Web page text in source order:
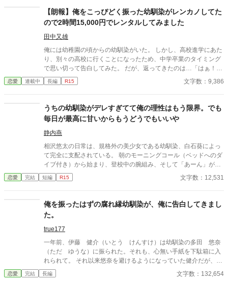
【朗報】俺をこっぴどく振った幼馴染がレンカノしてた
ので2時間15,000円でレンタルしてみました
田中又雄
俺には幼稚園の頃からの幼馴染がいた。 しかし、高校進学にあた
り、別々の高校に行くことになったため、中学卒業のタイミング
で思い切って告白してみた。 だが、返ってきたのは…「はぁ！？
誰があんたみたいなのと付き合うのよ！」という酷い言葉だっ
た。 それからは家は近所だったが、それからは一度も話をするこ
た。 そんなある日、とある噂を聞いた。 どうやら、あいつがレン
タル彼女なるものを始めたとか…。 気持ち悪いと思いながらも俺
は予約を入れるのであった。 そうして、デート当日。 待ち合わせ
場所に着くと、後ろから彼女がやってきた。 「あ、ごめんね！待
たせちゃっ…た…よ…ね」と、どんどんと顔が青ざめる。 「…待
ってないよ。マイハニー」 「なっ…！？なんであんたが…！ばっ
かじゃないの！？」 「あんた…？何を言っているんだい？彼女が
彼氏にあんたとか言わないよね？」 「頭おかしいんじゃない
の…」 そうして、ドン引きする幼馴染と俺は初デートをするのだ
恋愛 連載中 長編 R15 文字数：9,386
うちの幼馴染がデレすぎてて俺の理性はもう限界。でも
毎日が最高に甘いからもうどうでもいいや
静内燕
相沢悠太の日常は、規格外の美少女である幼馴染、白石葵によっ
て完全に支配されている。 朝のモーニングコール（ベッドへのダ
イブ付き）から始まり、登校中の腕組み、そして「あーん」が義
務付けられた手作り弁当。誰もが羨むラブラブっぷりだが、悠太
はこれを「家族愛」だと頑なに誤解（無視）している。 「ゆーた
の一途。周囲の冷やかしや、葵を狙う男子生徒のプレッシャーが
高まる中、悠太の**「幼馴染フィルター」**はついに限界を迎え
る。 この溺愛っぷり、いつまで「家族」で通せるのか？ 甘すぎる
日常が、悠太の鈍感な理性を溶かし尽くす――最初からクライマ
ックスの、超高濃度イチャイチャ・ラブコメ、開幕！
恋愛 完結 短編 R15 文字数：12,531
俺を振ったはずの腐れ縁幼馴染が、俺に告白してきまし
た。
true177
一年前、伊藤 健介（いとう けんすけ）は幼馴染の多田 悠奈
（ただ ゆうな）に振られた。それも、心無い手紙を下駄箱に入
れられて。 それ以来悠奈を避けるようになっていた健介だが、二
年生に進級した春になって悠奈がいきなり告白を仕掛けてきた。
これはハニートラップか、一年前の出来事を忘れてしまっている
恋愛 完結 長編 文字数：132,654